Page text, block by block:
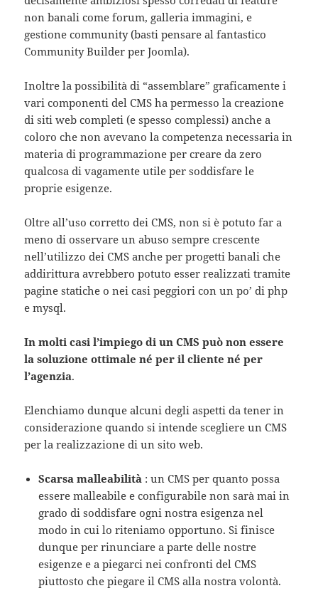
non banali come forum, galleria immagini, e
gestione community (basti pensare al fantastico
Community Builder per Joomla).
Inoltre la possibilità di “assemblare” graficamente i
vari componenti del CMS ha permesso la creazione
di siti web completi (e spesso complessi) anche a
coloro che non avevano la competenza necessaria in
materia di programmazione per creare da zero
qualcosa di vagamente utile per soddisfare le
proprie esigenze.
Oltre all’uso corretto dei CMS, non si è potuto far a
meno di osservare un abuso sempre crescente
nell’utilizzo dei CMS anche per progetti banali che
addirittura avrebbero potuto esser realizzati tramite
pagine statiche o nei casi peggiori con un po’ di php
e mysql.
In molti casi l’impiego di un CMS può non essere
la soluzione ottimale né per il cliente né per
l’agenzia.
Elenchiamo dunque alcuni degli aspetti da tener in
considerazione quando si intende scegliere un CMS
per la realizzazione di un sito web.
Scarsa malleabilità : un CMS per quanto possa
essere malleabile e configurabile non sarà mai in
grado di soddisfare ogni nostra esigenza nel
modo in cui lo riteniamo opportuno. Si finisce
dunque per rinunciare a parte delle nostre
esigenze e a piegarci nei confronti del CMS
piuttosto che piegare il CMS alla nostra volontà.